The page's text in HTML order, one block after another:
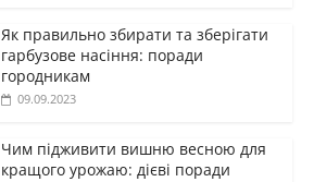
Як правильно збирати та зберігати
гарбузове насіння: поради
городникам
09.09.2023
Чим підживити вишню весною для
кращого урожаю: дієві поради